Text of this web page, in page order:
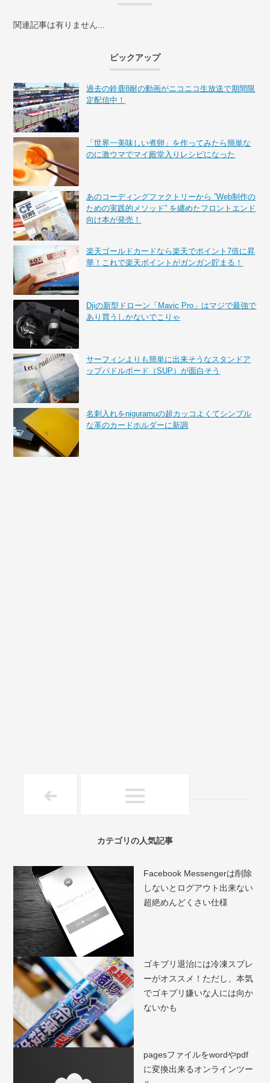
関連記事は有りません...
ピックアップ
過去の鈴鹿8耐の動画がニコニコ生放送で期間限
定配信中！
「世界一美味しい煮卵」を作ってみたら簡単な
のに激ウマでマイ殿堂入りレシピになった
あのコーディングファクトリーから ”Web制作の
ための実践的メソッド” を纏めたフロントエンド
向け本が発売！
楽天ゴールドカードなら楽天でポイント7倍に昇
華！これで楽天ポイントがガンガン貯まる！
Djiの新型ドローン「Mavic Pro」はマジで最強で
あり買うしかないでこりゃ
サーフィンよりも簡単に出来そうなスタンドア
ップパドルボード（SUP）が面白そう
名刺入れをniguramuの超カッコよくてシンプル
な革のカードホルダーに新調
カテゴリの人気記事
Facebook Messengerは削除
しないとログアウト出来ない
超絶めんどくさい仕様
ゴキブリ退治には冷凍スプレ
ーがオススメ！ただし、本気
でゴキブリ嫌いな人には向か
ないかも
pagesファイルをwordやpdf
に変換出来るオンラインツー